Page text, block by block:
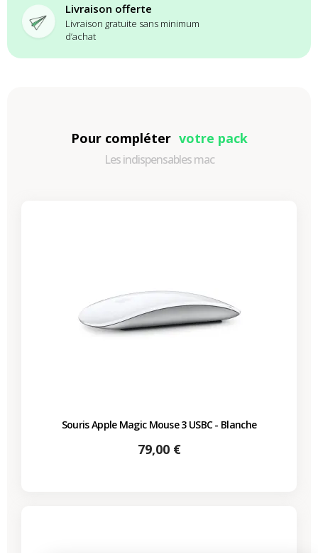
Livraison offerte
Livraison gratuite sans minimum
d’achat
Pour compléter votre pack
Les indispensables mac
Souris Apple Magic Mouse 3 USBC - Blanche
Prix
79,00 €